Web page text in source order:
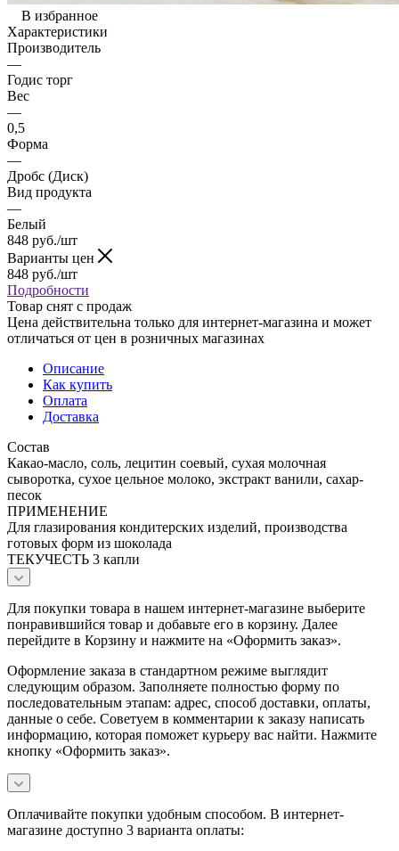
В избранное
Характеристики
Производитель
—
Годис торг
Вес
—
0,5
Форма
—
Дробс (Диск)
Вид продукта
—
Белый
848 руб./шт
Варианты цен
848 руб./шт
Подробности
Товар снят с продаж
Цена действительна только для интернет-магазина и может
отличаться от цен в розничных магазинах
Описание
Как купить
Оплата
Доставка
Состав
Какао-масло, соль, лецитин соевый, сухая молочная
сыворотка, сухое цельное молоко, экстракт ванили, сахар-
песок
ПРИМЕНЕНИЕ
Для глазирования кондитерских изделий, производства
готовых форм из шоколада
ТЕКУЧЕСТЬ 3 капли
Для покупки товара в нашем интернет-магазине выберите
понравившийся товар и добавьте его в корзину. Далее
перейдите в Корзину и нажмите на «Оформить заказ».
Оформление заказа в стандартном режиме выглядит
следующим образом. Заполняете полностью форму по
последовательным этапам: адрес, способ доставки, оплаты,
данные о себе. Советуем в комментарии к заказу написать
информацию, которая поможет курьеру вас найти. Нажмите
кнопку «Оформить заказ».
Оплачивайте покупки удобным способом. В интернет-
магазине доступно 3 варианта оплаты: